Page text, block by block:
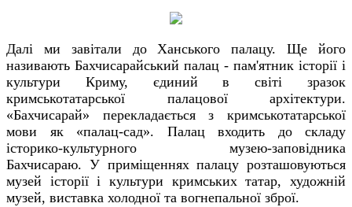
Далі ми завітали до Ханського палацу. Ще його
називають Бахчисарайський палац - пам'ятник історії і
культури Криму, єдиний в світі зразок
кримськотатарської палацової архітектури.
«Бахчисарай» перекладається з кримськотатарської
мови як «палац-сад». Палац входить до складу
історико-культурного музею-заповідника
Бахчисараю. У приміщеннях палацу розташовуються
музей історії і культури кримських татар, художній
музей, виставка холодної та вогнепальної зброї.